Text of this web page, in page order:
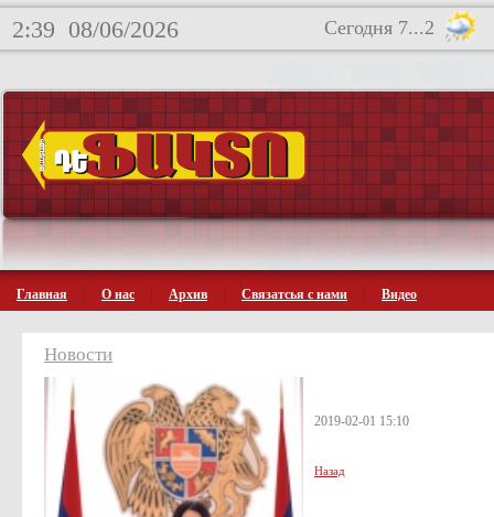
2:39 08/06/2026 Сегодня 7...2
Главная О нас Архив Связатсья с нами Видео
Новости
2019-02-01 15:10
Назад